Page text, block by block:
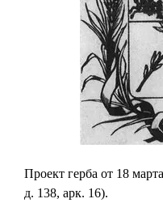
Проект герба от 18
д. 138, арк. 16).